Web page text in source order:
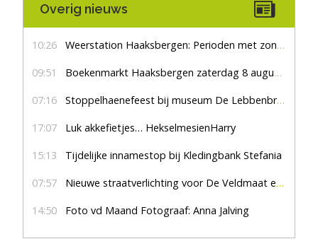
Overig nieuws
10:26 Weerstation Haaksbergen: Perioden met zon en droog
09:51 Boekenmarkt Haaksbergen zaterdag 8 augustus, marktplein Haaksbergen
07:16 Stoppelhaenefeest bij museum De Lebbenbrugge
17:07 Luk akkefietjes… HekselmesienHarry
15:13 Tijdelijke innamestop bij Kledingbank Stefania
07:57 Nieuwe straatverlichting voor De Veldmaat en De Pas
14:50 Foto vd Maand Fotograaf: Anna Jalving